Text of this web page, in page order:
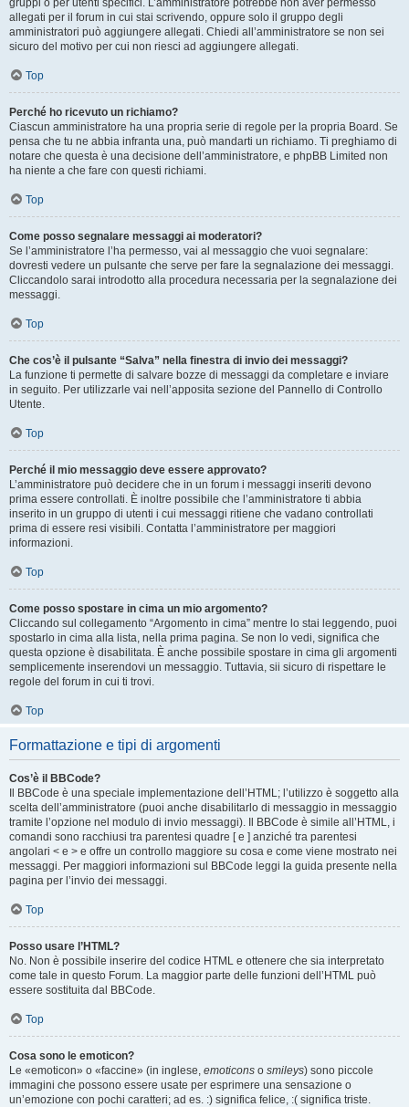
gruppi o per utenti specifici. L’amministratore potrebbe non aver permesso
allegati per il forum in cui stai scrivendo, oppure solo il gruppo degli
amministratori può aggiungere allegati. Chiedi all’amministratore se non sei
sicuro del motivo per cui non riesci ad aggiungere allegati.
Top
Perché ho ricevuto un richiamo?
Ciascun amministratore ha una propria serie di regole per la propria Board. Se
pensa che tu ne abbia infranta una, può mandarti un richiamo. Ti preghiamo di
notare che questa è una decisione dell’amministratore, e phpBB Limited non
ha niente a che fare con questi richiami.
Top
Come posso segnalare messaggi ai moderatori?
Se l’amministratore l’ha permesso, vai al messaggio che vuoi segnalare:
dovresti vedere un pulsante che serve per fare la segnalazione dei messaggi.
Cliccandolo sarai introdotto alla procedura necessaria per la segnalazione dei
messaggi.
Top
Che cos’è il pulsante “Salva” nella finestra di invio dei messaggi?
La funzione ti permette di salvare bozze di messaggi da completare e inviare
in seguito. Per utilizzarle vai nell’apposita sezione del Pannello di Controllo
Utente.
Top
Perché il mio messaggio deve essere approvato?
L’amministratore può decidere che in un forum i messaggi inseriti devono
prima essere controllati. È inoltre possibile che l’amministratore ti abbia
inserito in un gruppo di utenti i cui messaggi ritiene che vadano controllati
prima di essere resi visibili. Contatta l’amministratore per maggiori
informazioni.
Top
Come posso spostare in cima un mio argomento?
Cliccando sul collegamento “Argomento in cima” mentre lo stai leggendo, puoi
spostarlo in cima alla lista, nella prima pagina. Se non lo vedi, significa che
questa opzione è disabilitata. È anche possibile spostare in cima gli argomenti
semplicemente inserendovi un messaggio. Tuttavia, sii sicuro di rispettare le
regole del forum in cui ti trovi.
Top
Formattazione e tipi di argomenti
Cos’è il BBCode?
Il BBCode è una speciale implementazione dell’HTML; l’utilizzo è soggetto alla
scelta dell’amministratore (puoi anche disabilitarlo di messaggio in messaggio
tramite l’opzione nel modulo di invio messaggi). Il BBCode è simile all’HTML, i
comandi sono racchiusi tra parentesi quadre [ e ] anziché tra parentesi
angolari < e > e offre un controllo maggiore su cosa e come viene mostrato nei
messaggi. Per maggiori informazioni sul BBCode leggi la guida presente nella
pagina per l’invio dei messaggi.
Top
Posso usare l’HTML?
No. Non è possibile inserire del codice HTML e ottenere che sia interpretato
come tale in questo Forum. La maggior parte delle funzioni dell’HTML può
essere sostituita dal BBCode.
Top
Cosa sono le emoticon?
Le «emoticon» o «faccine» (in inglese, emoticons o smileys) sono piccole
immagini che possono essere usate per esprimere una sensazione o
un’emozione con pochi caratteri; ad es. :) significa felice, :( significa triste.